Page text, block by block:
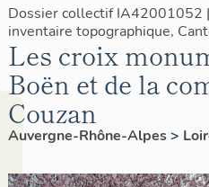
Dossier collectif IA42001052
inventaire topographique,
Les croix
Boën et de la
Couzan
Auvergne-Rhône-Alpes>